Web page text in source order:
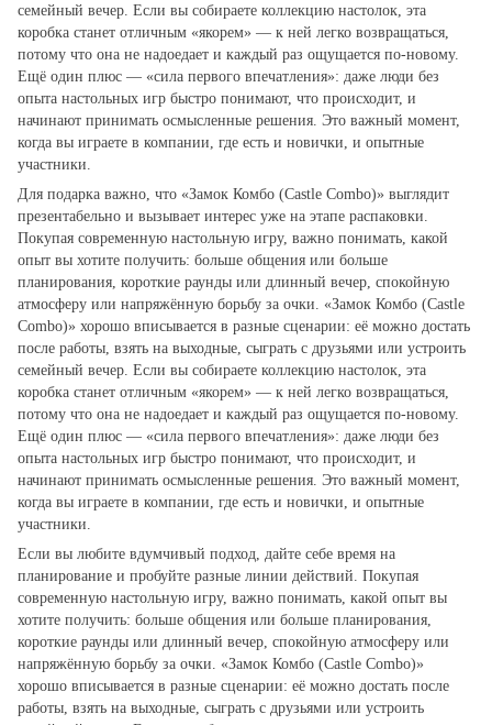
семейный вечер. Если вы собираете коллекцию настолок, эта
коробка станет отличным «якорем» — к ней легко возвращаться,
потому что она не надоедает и каждый раз ощущается по‑новому.
Ещё один плюс — «сила первого впечатления»: даже люди без
опыта настольных игр быстро понимают, что происходит, и
начинают принимать осмысленные решения. Это важный момент,
когда вы играете в компании, где есть и новички, и опытные
участники.
Для подарка важно, что «Замок Комбо (Castle Combo)» выглядит
презентабельно и вызывает интерес уже на этапе распаковки.
Покупая современную настольную игру, важно понимать, какой
опыт вы хотите получить: больше общения или больше
планирования, короткие раунды или длинный вечер, спокойную
атмосферу или напряжённую борьбу за очки. «Замок Комбо (Castle
Combo)» хорошо вписывается в разные сценарии: её можно достать
после работы, взять на выходные, сыграть с друзьями или устроить
семейный вечер. Если вы собираете коллекцию настолок, эта
коробка станет отличным «якорем» — к ней легко возвращаться,
потому что она не надоедает и каждый раз ощущается по‑новому.
Ещё один плюс — «сила первого впечатления»: даже люди без
опыта настольных игр быстро понимают, что происходит, и
начинают принимать осмысленные решения. Это важный момент,
когда вы играете в компании, где есть и новички, и опытные
участники.
Если вы любите вдумчивый подход, дайте себе время на
планирование и пробуйте разные линии действий. Покупая
современную настольную игру, важно понимать, какой опыт вы
хотите получить: больше общения или больше планирования,
короткие раунды или длинный вечер, спокойную атмосферу или
напряжённую борьбу за очки. «Замок Комбо (Castle Combo)»
хорошо вписывается в разные сценарии: её можно достать после
работы, взять на выходные, сыграть с друзьями или устроить